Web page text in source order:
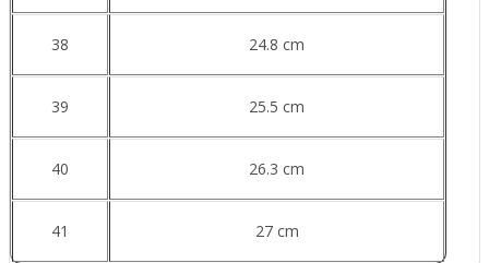
38 24.8 cm
39 25.5 cm
40 26.3 cm
41 27 cm